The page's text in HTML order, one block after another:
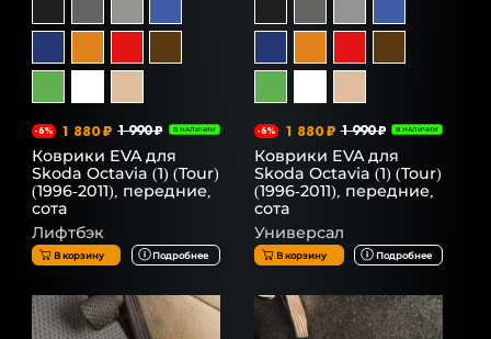
-6% 1 880 ₽ 1 990 ₽ В НАЛИЧИИ
Коврики EVA для
Skoda Octavia (1) (Tour)
(1996-2011), передние,
сота
Лифтбэк
В корзину Подробнее
-6% 1 880 ₽ 1 990 ₽ В НАЛИЧИИ
Коврики EVA для
Skoda Octavia (1) (Tour)
(1996-2011), передние,
сота
Универсал
В корзину Подробнее